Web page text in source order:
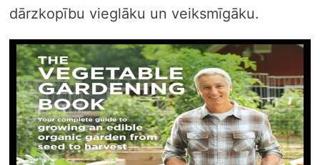
dārzkopību vieglāku un veiksmīgāku.